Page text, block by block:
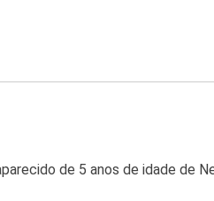
de 5 anos de idade de